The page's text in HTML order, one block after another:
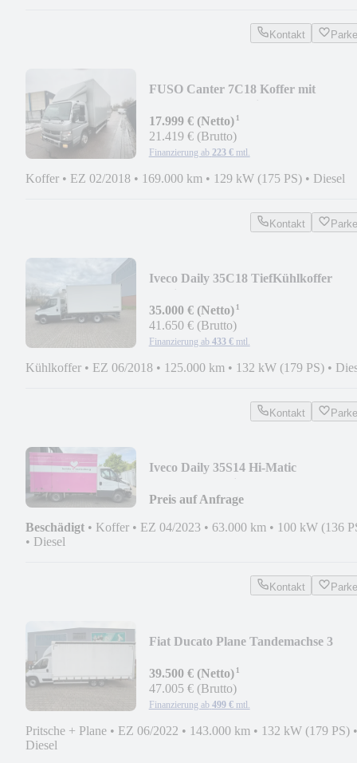
Kontakt
FUSO Canter 7C18 Koffer mit
17.999 € (Netto)¹
21.419 € (Brutto)
Finanzierung ab 223 € mtl.
Koffer • EZ 02/2018 • 169.000 km • 129 kW (175 PS) • Diesel
Kontakt
Iveco Daily 35C18 TiefKühlkoffer
35.000 € (Netto)¹
41.650 € (Brutto)
Finanzierung ab 433 € mtl.
Kühlkoffer • EZ 06/2018 • 125.000 km • 132 kW (179 PS) •
Kontakt
Iveco Daily 35S14 Hi-Matic
Preis auf Anfrage
Beschädigt • Koffer • EZ 04/2023 • 63.000 km • 100 kW (136
• Diesel
Kontakt
Fiat Ducato Plane Tandemachse 3
39.500 € (Netto)¹
47.005 € (Brutto)
Finanzierung ab 499 € mtl.
Pritsche + Plane • EZ 06/2022 • 143.000 km • 132 kW (179 PS) •
Diesel